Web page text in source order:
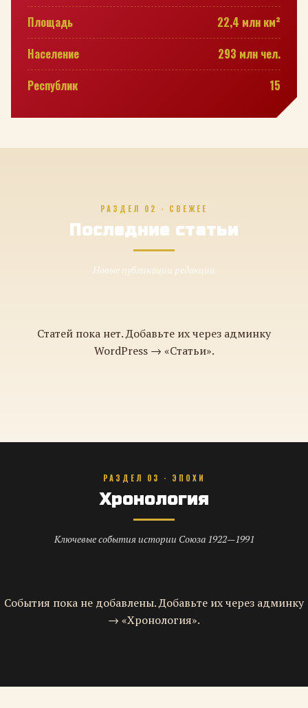
Площадь
22,4 млн км²
Население
293 млн чел.
Республик
15
РАЗДЕЛ 02 · СВЕЖЕЕ
Последние статьи
Новые публикации редакции
Статей пока нет. Добавьте их через админку
WordPress → «Статьи».
РАЗДЕЛ 03 · ЭПОХИ
Хронология
Ключевые события истории Союза 1922—1991
События пока не добавлены. Добавьте их через админку
→ «Хронология».